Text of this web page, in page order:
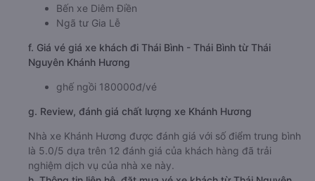
Bến xe Diêm Điền
Ngã tư Gia Lễ
f. Giá vé giá xe khách đi Thái Bình - Thái Bình từ Thái
Nguyên Khánh Hương
ghế ngồi 180000đ/vé
g. Review, đánh giá chất lượng xe Khánh Hương
Nhà xe Khánh Hương được đánh giá với số điểm trung bình
là 5.0/5 dựa trên 12 đánh giá của khách hàng đã trải
nghiệm dịch vụ của nhà xe này.